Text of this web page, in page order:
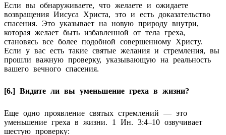
Если вы обнаруживаете, что желаете и ожидаете
возвращения Иисуса Христа, это и есть доказательство
спасения. Это указывает на новую природу внутри,
которая желает быть избавленной от тела греха,
становясь все более подобной совершенному Христу.
Если у вас есть такие святые желания и стремления, вы
прошли важную проверку, указывающую на реальность
вашего вечного спасения.
[6.] Видите ли вы уменьшение греха в жизни?
Еще одно проявление святых стремлений — это
уменьшение греха в жизни. 1 Ин. 3:4–10 озвучивает
шестую проверку: